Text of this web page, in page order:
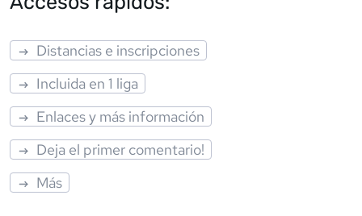
Distancias e inscripciones
Incluida en 1 liga
Enlaces y más información
Deja el primer comentario!
Más